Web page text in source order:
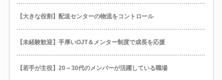
【大きな役割】配送センターの物流をコントロール
【未経験歓迎】手厚いOJT＆メンター制度で成長を応援
【若手が主役】20～30代のメンバーが活躍している職場